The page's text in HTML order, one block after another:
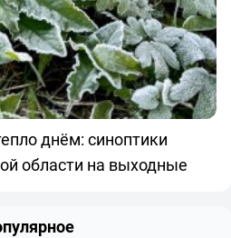
днём: синоптики
области на выходные